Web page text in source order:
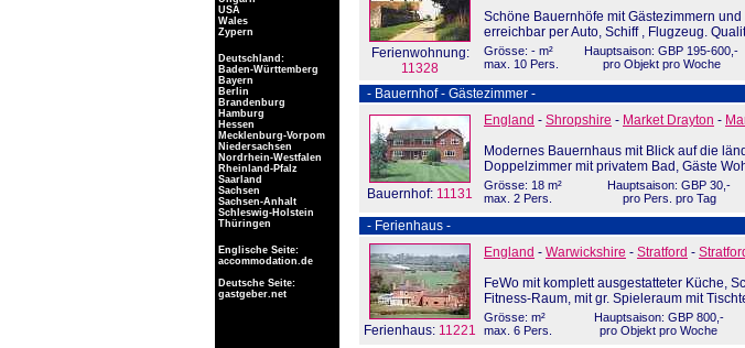
Ferienwohnung:
11328
Schöne Bauernhöfe mit Gästezimmern
erreichbar per Auto, Schiff , Flugzeug.
Grösse: - m²
max. 10 Pers.
Hauptsaison: GBP 195-600,-
pro Objekt pro Woche
- Bauernhof - Gästezimmer -
Bauernhof: 11131
England - Shropshire - Market Drayton -
Modernes Bauernhaus mit Blick auf die
Doppelzimmer mit privatem Bad, Gäste
Grösse: 18 m²
max. 2 Pers.
Hauptsaison: GBP 30,-
pro Pers. pro Tag
- Ferienhaus -
Ferienhaus: 11221
England - Warwickshire - Stratford -
FeWo mit komplett ausgestatteter Küche,
Fitness-Raum, mit gr. Spieleraum mit
Grösse: m²
max. 6 Pers.
Hauptsaison: GBP 800,-
pro Objekt pro Woche
USA
Wales
Zypern
Deutschland:
Baden-Württemberg
Bayern
Berlin
Brandenburg
Hamburg
Hessen
Mecklenburg-Vorpom
Niedersachsen
Nordrhein-Westfalen
Rheinland-Pfalz
Saarland
Sachsen
Sachsen-Anhalt
Schleswig-Holstein
Thüringen
Englische Seite:
accommodation.de
Deutsche Seite:
gastgeber.net